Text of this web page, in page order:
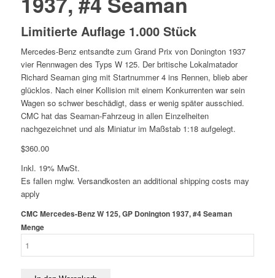
Limitierte Auflage 1.000 Stück
Mercedes-Benz entsandte zum Grand Prix von Donington 1937
vier Rennwagen des Typs W 125. Der britische Lokalmatador
Richard Seaman ging mit Startnummer 4 ins Rennen, blieb aber
glücklos. Nach einer Kollision mit einem Konkurrenten war sein
Wagen so schwer beschädigt, dass er wenig später ausschied.
CMC hat das Seaman-Fahrzeug in allen Einzelheiten
nachgezeichnet und als Miniatur im Maßstab 1:18 aufgelegt.
$360.00
Inkl. 19% MwSt.
Es fallen mglw. Versand­kosten an additional shipping costs may
apply
CMC Mercedes-Benz W 125, GP Donington 1937, #4 Seaman
Menge